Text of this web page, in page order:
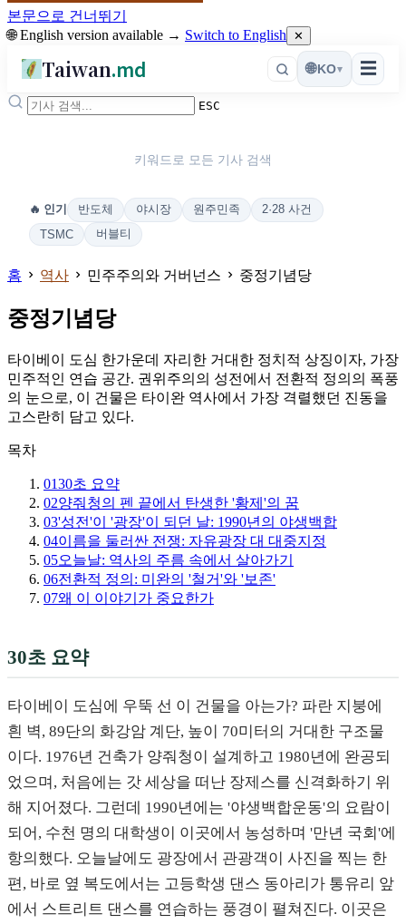
본문으로 건너뛰기
🌐 English version available → Switch to English ✕
Taiwan.md ☰
🌐KO▾
ESC
키워드로 모든 기사 검색
🔥 인기 반도체 야시장 원주민족
2·28 사건
TSMC
버블티
홈 역사 민주주의와 거버넌스 중정기념당
중정기념당
타이베이 도심 한가운데 자리한 거대한 정치적 상징이자, 가장
민주적인 연습 공간. 권위주의의 성전에서 전환적 정의의 폭풍
의 눈으로, 이 건물은 타이완 역사에서 가장 격렬했던 진동을
고스란히 담고 있다.
목차
0130초 요약
02양줘청의 펜 끝에서 탄생한 '황제'의 꿈
03'성전'이 '광장'이 되던 날: 1990년의 야생백합
04이름을 둘러싼 전쟁: 자유광장 대 대중지정
05오늘날: 역사의 주름 속에서 살아가기
06전환적 정의: 미완의 '철거'와 '보존'
07왜 이 이야기가 중요한가
30초 요약
타이베이 도심에 우뚝 선 이 건물을 아는가? 파란 지붕에
흰 벽, 89단의 화강암 계단, 높이 70미터의 거대한 구조물
이다. 1976년 건축가 양줘청이 설계하고 1980년에 완공되
었으며, 처음에는 갓 세상을 떠난 장제스를 신격화하기 위
해 지어졌다. 그런데 1990년에는 '야생백합운동'의 요람이
되어, 수천 명의 대학생이 이곳에서 농성하며 '만년 국회'에
항의했다. 오늘날에도 광장에서 관광객이 사진을 찍는 한
편, 바로 옆 복도에서는 고등학생 댄스 동아리가 통유리 앞
에서 스트리트 댄스를 연습하는 풍경이 펼쳐진다. 이곳은